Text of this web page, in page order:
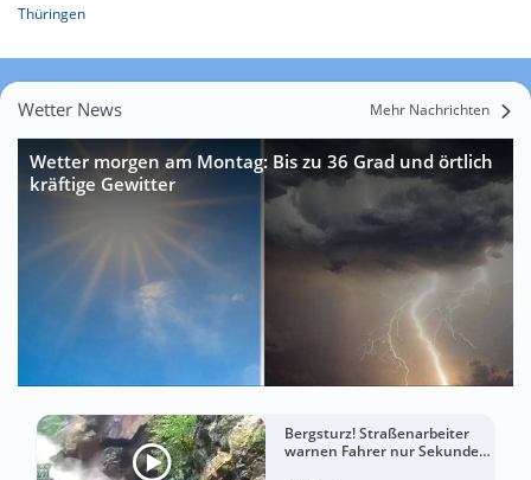
Thüringen
Wetter News Mehr Nachrichten
Wetter morgen am Montag: Bis zu 36 Grad und örtlich
kräftige Gewitter
Bergsturz! Straßenarbeiter
warnen Fahrer nur Sekunden